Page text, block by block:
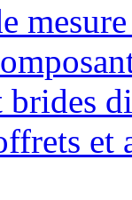
brides
et